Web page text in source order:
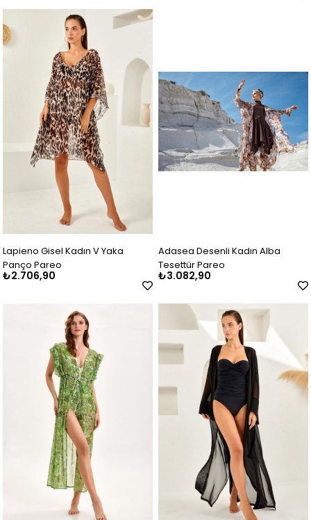
Lapieno Gisel Kadın V Yaka
Panço Pareo
₺2.706,90
Adasea Desenli Kadın Alba
Tesettür Pareo
₺3.082,90